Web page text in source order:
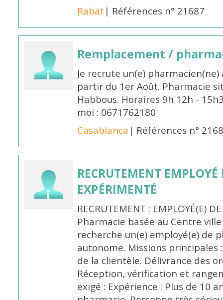
Rabat | Références n° 21687
Remplacement /
Je recrute un(e)
partir du 1er Août. Pharmacie
Habbous. Horaires 9h 12h -
moi : 0671762180
Casablanca | Références n°
RECRUTEMENT
EXPÉRIMENTÉ
RECRUTEMENT : EMPLOYÉ(E)
Pharmacie basée au Centre ville
recherche un(e) employé(e) de
autonome. Missions principales
de la clientèle. Délivrance des
Réception, vérification et
exigé : Expérience : Plus de 10